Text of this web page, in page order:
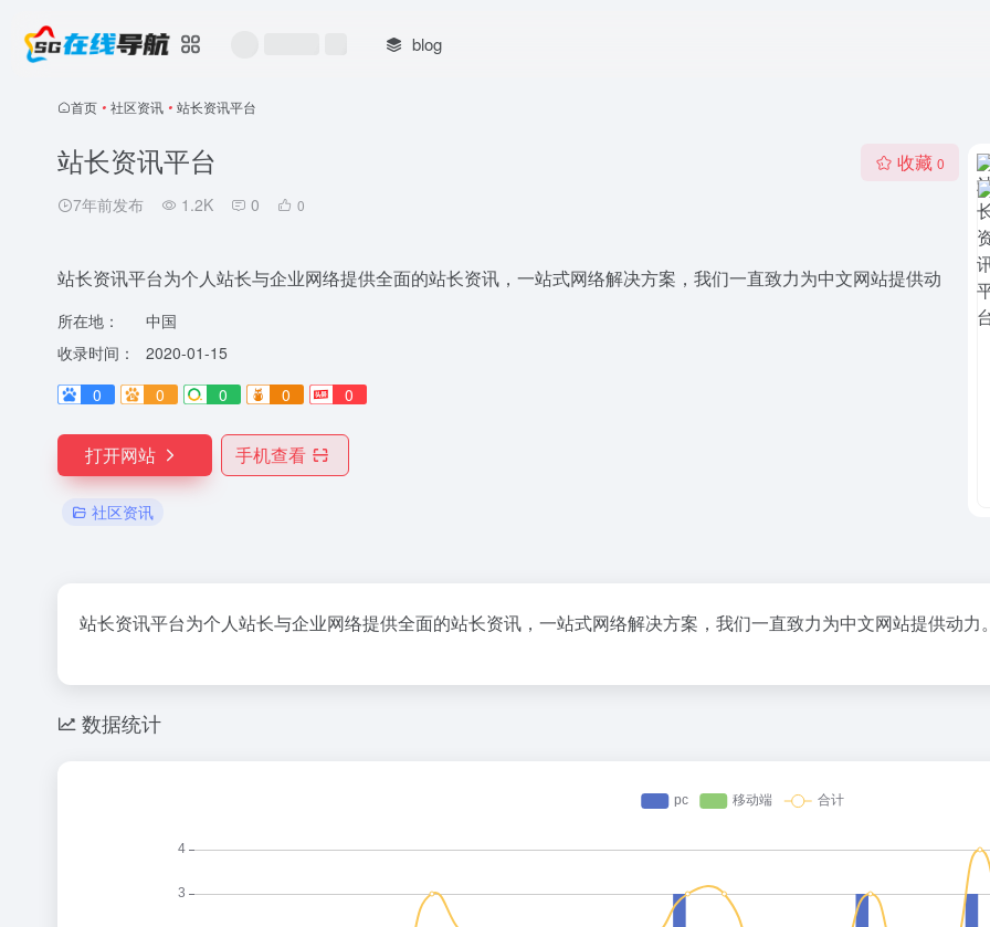
blog
首页 • 社区资讯 • 站长资讯平台
站长资讯平台
7年前发布 1.2K 0 0
收藏 0
站长资讯平台为个人站长与企业网络提供全面的站长资讯，一站式网络解决方案，我们一直致力为中文网站提供动
所在地：
中国
收录时间：
2020-01-15
0
0 0 0 0
打开网站 手机查看
社区资讯
站长资讯平台为个人站长与企业网络提供全面的站长资讯，一站式网络解决方案，我们一直致力为中文网站提供动力
数据统计